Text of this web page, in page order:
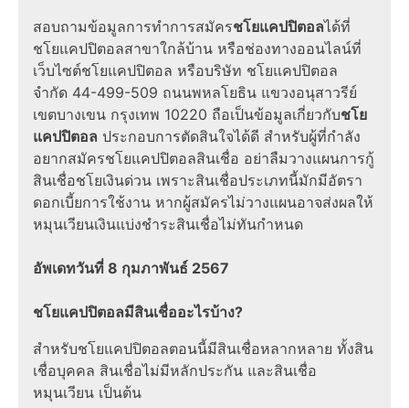
สอบถามข้อมูลการทำการสมัครชโยแคปปิตอลได้ที่
ชโยแคปปิตอลสาขาใกล้บ้าน หรือช่องทางออนไลน์ที่
เว็บไซต์ชโยแคปปิตอล หรือบริษัท ชโยแคปปิตอล
จำกัด 44-499-509 ถนนพหลโยธิน แขวงอนุสาวรีย์
เขตบางเขน กรุงเทพ 10220 ถือเป็นข้อมูลเกี่ยวกับชโย
แคปปิตอล ประกอบการตัดสินใจได้ดี สำหรับผู้ที่กำลัง
อยากสมัครชโยแคปปิตอลสินเชื่อ อย่าลืมวางแผนการกู้
สินเชื่อชโยเงินด่วน เพราะสินเชื่อประเภทนี้มักมีอัตรา
ดอกเบี้ยการใช้งาน หากผู้สมัครไม่วางแผนอาจส่งผลให้
หมุนเวียนเงินแบ่งชำระสินเชื่อไม่ทันกำหนด
อัพเดทวันที่ 8 กุมภาพันธ์ 2567
ชโยแคปปิตอลมีสินเชื่ออะไรบ้าง?
สำหรับชโยแคปปิตอลตอนนี้มีสินเชื่อหลากหลาย ทั้งสิน
เชื่อบุคคล สินเชื่อไม่มีหลักประกัน และสินเชื่อ
หมุนเวียน เป็นต้น